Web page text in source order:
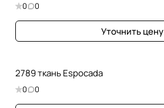
0 0
Уточнить цену
2789 ткань Espocada
0 0